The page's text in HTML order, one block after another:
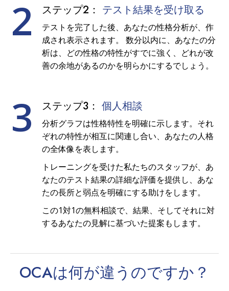
2 ステップ2： テスト結果を受け取る
テストを完了した後、あなたの性格分析が、作
成され表示されます。 数分以内に、あなたの分
析は、どの性格の特性がすでに強く、どれが改
善の余地があるのかを明らかにするでしょう。
3 ステップ3： 個人相談
分析グラフは性格特性を明確に示します。それ
ぞれの特性が相互に関連し合い、あなたの人格
の全体像を表します。
トレーニングを受けた私たちのスタッフが、あ
なたのテスト結果の詳細な評価を提供し、あな
たの長所と弱点を明確にする助けをします。
この1対1の無料相談で、結果、そしてそれに対
するあなたの見解に基づいた提案もします。
OCAは何が違う のですか？